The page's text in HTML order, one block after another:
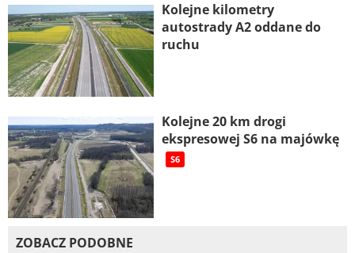
Kolejne kilometry
autostrady A2 oddane do
ruchu
Kolejne 20 km drogi
ekspresowej S6 na majówkę
S6
ZOBACZ PODOBNE